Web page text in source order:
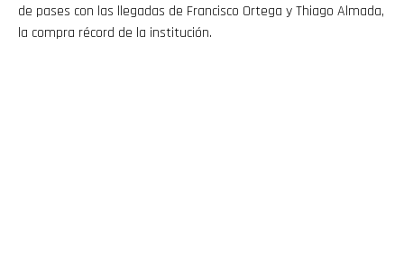
de pases con las llegadas de Francisco Ortega y Thiago Almada,
la compra récord de la institución.